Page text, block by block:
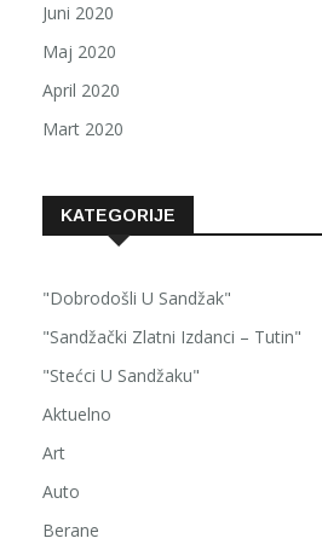
Juni 2020
Maj 2020
April 2020
Mart 2020
KATEGORIJE
"Dobrodošli U Sandžak"
"Sandžački Zlatni Izdanci – Tutin"
"Stećci U Sandžaku"
Aktuelno
Art
Auto
Berane